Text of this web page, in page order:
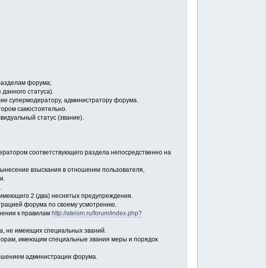
форума;
статуса).
супермодератору, администратору форума.
самостоятельно.
статус (звание).
соответствующего раздела непосредственно на
взыскания в отношении пользователя,
2 (два) неснятых предупреждения.
форума по своему усмотрению.
к правиламhttp://ateism.ru/forum/index.php?
не имеющих специальных званий.
имеющим специальные звания меры и порядок
администрации форума.